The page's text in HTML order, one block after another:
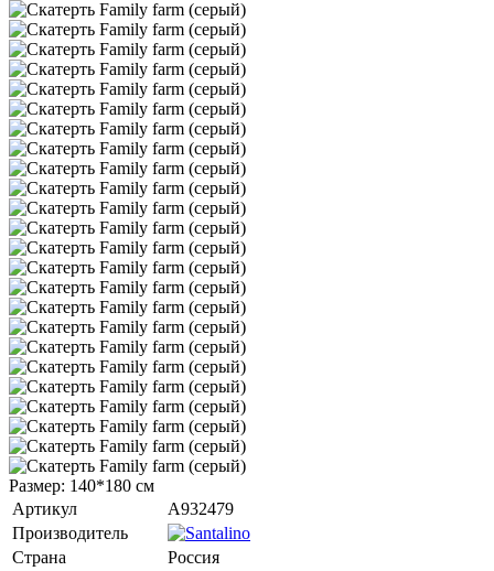
Размер: 140*180 см
Артикул
A932479
Производитель
Страна
Россия